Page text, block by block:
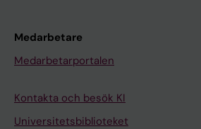
Medarbetare
Medarbetarportalen
Kontakta och besök KI
Universitetsbiblioteket